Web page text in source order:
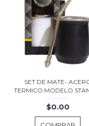
SET DE MATE-
TERMICO MODELO
$0.00